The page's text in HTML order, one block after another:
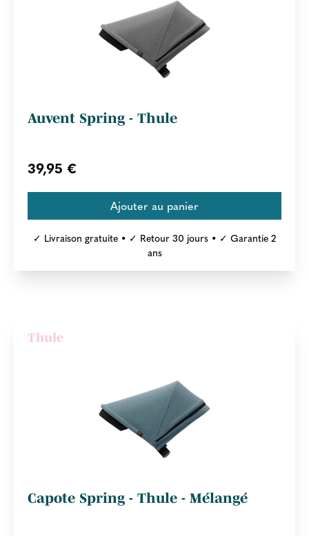
Auvent Spring - Thule
39,95 €
✓ Livraison gratuite • ✓ Retour 30 jours • ✓ Garantie 2
ans
Thule
Capote Spring - Thule - Mélangé